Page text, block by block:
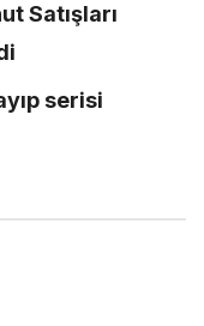
Satışları
serisi